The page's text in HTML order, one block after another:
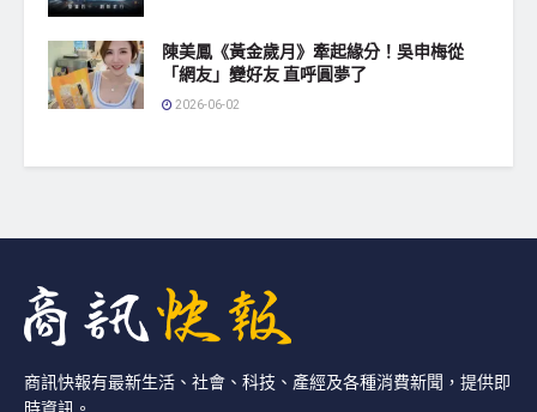
陳美鳳《黃金歲月》牽起緣分！吳申梅從
「網友」變好友 直呼圓夢了
2026-06-02
商訊快報有最新生活、社會、科技、產經及各種消費新聞，提供即